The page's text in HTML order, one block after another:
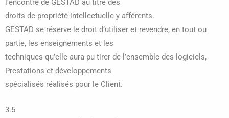
droits de propriété intellectuelle y afférents.
GESTAD se réserve le droit d’utiliser et revendre, en tout ou
partie, les enseignements et les
techniques qu’elle aura pu tirer de l’ensemble des logiciels,
Prestations et développements
spécialisés réalisés pour le Client.
3.5